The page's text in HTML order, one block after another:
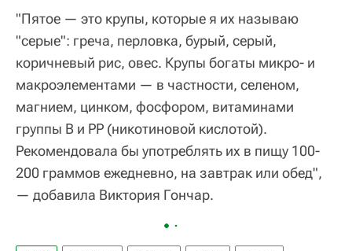
"Пятое — это крупы, которые я их называю
"серые": греча, перловка, бурый, серый,
коричневый рис, овес. Крупы богаты микро- и
макроэлементами — в частности, селеном,
магнием, цинком, фосфором, витаминами
группы B и PP (никотиновой кислотой).
Рекомендовала бы употреблять их в пищу 100-
200 граммов ежедневно, на завтрак или обед",
— добавила Виктория Гончар.